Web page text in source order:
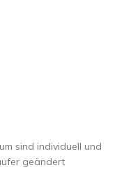
sind individuell und
geändert